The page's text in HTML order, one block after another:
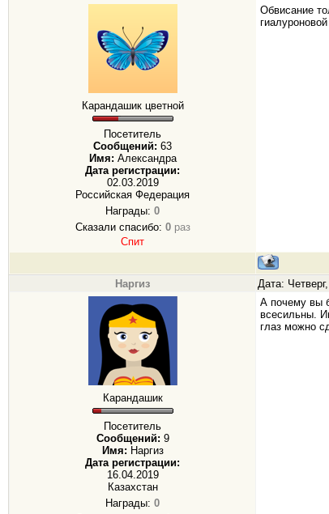
Карандашик цветной
Посетитель
Сообщений: 63
Имя: Александра
Дата регистрации:
02.03.2019
Российская Федерация
Награды: 0
Сказали спасибо: 0раз
Спит
Обвисание
Наргиз Дата:
Карандашик
Посетитель
Сообщений: 9
Имя: Наргиз
Дата регистрации:
16.04.2019
Казахстан
Награды: 0
А почему вы
всесильны.
глаз можно